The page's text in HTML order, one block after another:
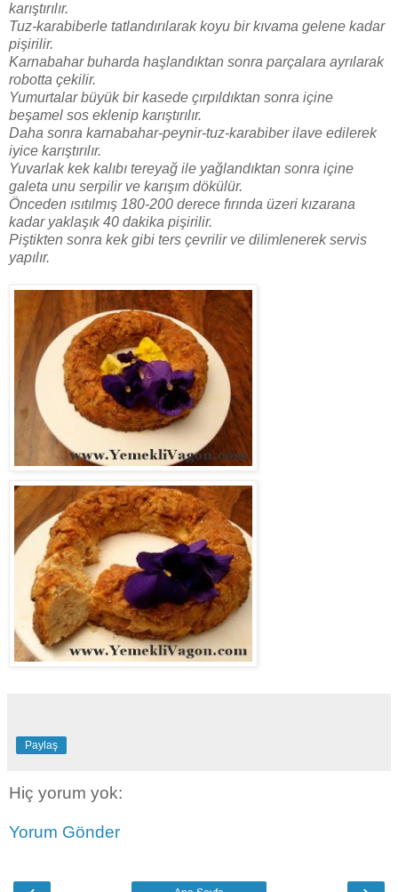
karıştırılır.
Tuz-karabiberle tatlandırılarak koyu bir kıvama gelene kadar
pişirilir.
Karnabahar buharda haşlandıktan sonra parçalara ayrılarak
robotta çekilir.
Yumurtalar büyük bir kasede çırpıldıktan sonra içine
beşamel sos eklenip karıştırılır.
Daha sonra karnabahar-peynir-tuz-karabiber ilave edilerek
iyice karıştırılır.
Yuvarlak kek kalıbı tereyağ ile yağlandıktan sonra içine
galeta unu serpilir ve karışım dökülür.
Önceden ısıtılmış 180-200 derece fırında üzeri kızarana
kadar yaklaşık 40 dakika pişirilir.
Piştikten sonra kek gibi ters çevrilir ve dilimlenerek servis
yapılır.
Paylaş
Hiç yorum yok:
Yorum Gönder